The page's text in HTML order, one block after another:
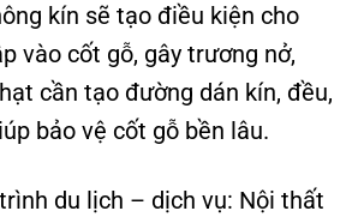
kín sẽ tạo điều kiện cho
vào cốt gỗ, gây trương nở,
cần tạo đường dán kín, đều,
bảo vệ cốt gỗ bền lâu.
du lịch – dịch vụ: Nội thất